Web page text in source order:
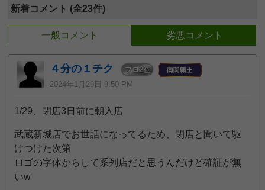
新着コメント (全23件)
一般コメント 劣悪コメント
４分の１チク プロ2位
2024年1月29日 9:50 PM
1/29、閉店3日前に朝入店
武蔵新城店でお世話になってるため、閉店と聞いて駆
けつけた次第
ロゴの字体からして系列店だと思うんだけど確証が無
いw